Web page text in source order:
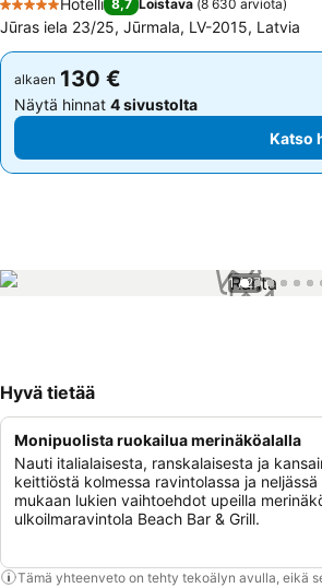
5 Tähtiluokitus
Hotelli 8,7 Loistava (8 630 arviota)
Jūras iela 23/25, Jūrmala, LV-2015, Latvia
alkaen 130 €
Näytä hinnat 4 sivustolta
Katso hinnat
alkaen 130 €
Näytä hinnat 4 sivustolta
Katso
1 / 27
Hyvä tietää
Monipuolista ruokailua merinäköalalla
Nauti italialaisesta, ranskalaisesta ja
keittiöstä kolmessa ravintolassa ja neljässä
mukaan lukien vaihtoehdot upeilla
ulkoilmaravintola Beach Bar & Grill.
Tämä yhteenveto on tehty tekoälyn avulla, eikä